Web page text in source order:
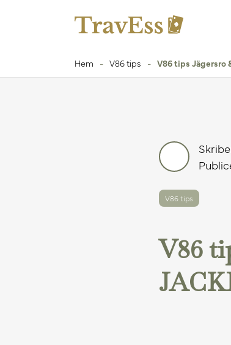
Hem - V86 tips - V86 tips Jägersro
V86 tips
V86